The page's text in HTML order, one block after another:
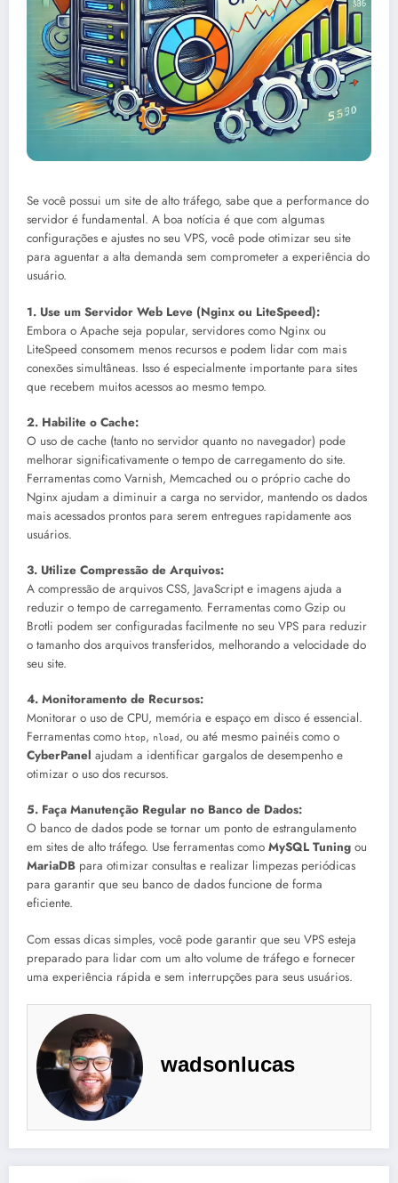
Se você possui um site de alto tráfego, sabe que a performance do
servidor é fundamental. A boa notícia é que com algumas
configurações e ajustes no seu VPS, você pode otimizar seu site
para aguentar a alta demanda sem comprometer a experiência do
usuário.
1. Use um Servidor Web Leve (Nginx ou LiteSpeed):
Embora o Apache seja popular, servidores como Nginx ou
LiteSpeed consomem menos recursos e podem lidar com mais
conexões simultâneas. Isso é especialmente importante para sites
que recebem muitos acessos ao mesmo tempo.
2. Habilite o Cache:
O uso de cache (tanto no servidor quanto no navegador) pode
melhorar significativamente o tempo de carregamento do site.
Ferramentas como Varnish, Memcached ou o próprio cache do
Nginx ajudam a diminuir a carga no servidor, mantendo os dados
mais acessados prontos para serem entregues rapidamente aos
usuários.
3. Utilize Compressão de Arquivos:
A compressão de arquivos CSS, JavaScript e imagens ajuda a
reduzir o tempo de carregamento. Ferramentas como Gzip ou
Brotli podem ser configuradas facilmente no seu VPS para reduzir
o tamanho dos arquivos transferidos, melhorando a velocidade do
seu site.
4. Monitoramento de Recursos:
Monitorar o uso de CPU, memória e espaço em disco é essencial.
Ferramentas como htop, nload, ou até mesmo painéis como o
CyberPanel ajudam a identificar gargalos de desempenho e
otimizar o uso dos recursos.
5. Faça Manutenção Regular no Banco de Dados:
O banco de dados pode se tornar um ponto de estrangulamento
em sites de alto tráfego. Use ferramentas como MySQL Tuning ou
MariaDB para otimizar consultas e realizar limpezas periódicas
para garantir que seu banco de dados funcione de forma
eficiente.
Com essas dicas simples, você pode garantir que seu VPS esteja
preparado para lidar com um alto volume de tráfego e fornecer
uma experiência rápida e sem interrupções para seus usuários.
wadsonlucas